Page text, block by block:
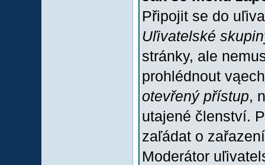
Připojit se do
Uľivatelské
stránky, ale
prohlédnout
otevřený přístup,
utajené členství.
zaľádat o
Moderátor